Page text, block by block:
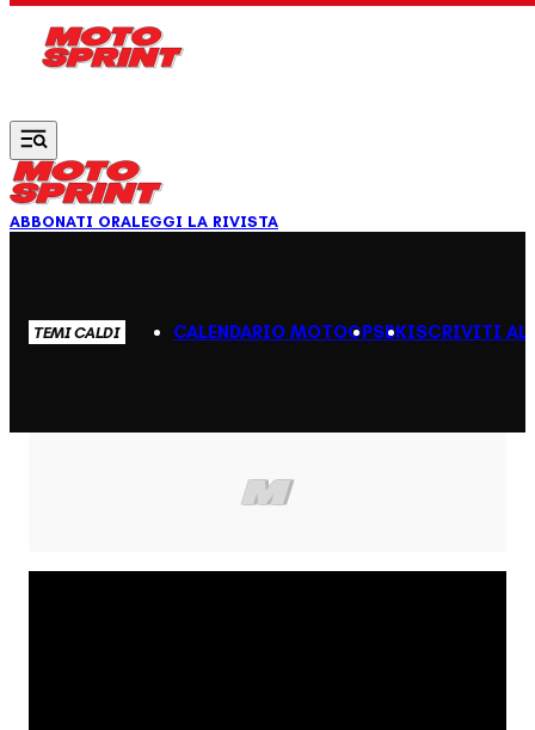
ABBONATI ORALEGGI LA RIVISTA
TEMI CALDI CALENDARIO MOTOGPSBKISCRIVITI AL